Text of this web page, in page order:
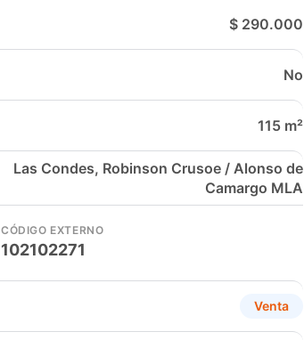
$ 290.000
No
115 m²
Las Condes, Robinson Crusoe / Alonso de
Camargo MLA
CÓDIGO EXTERNO
102102271
Venta